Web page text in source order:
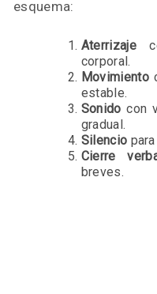
esquema:
Aterrizaje
corporal.
Movimiento
estable.
Sonido con
gradual.
Silencio
Cierre
breves.